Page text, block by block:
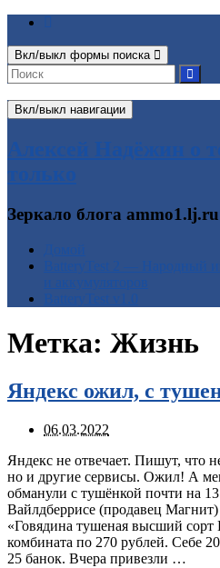
Вкл/выкл формы поиска
Вкл/выкл навигации
Алексей Надёжин о
только
Зеркало блога ammo1.lj.ru
Метка: Жизнь
Яндекс ожил, с
06.03.2022
Яндекс не отвечает. Пишут, что
но и другие сервисы. Ожил! А
обманули с тушёнкой почти на 13
Вайлдберрисе (продавец
«Говядина тушеная высший
комбината по 270 рублей. Себе
25 банок. Вчера привезли …